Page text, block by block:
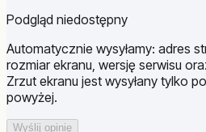
Podgląd niedostępny
Automatycznie wysyłamy: adres
rozmiar ekranu, wersję serwisu
Zrzut ekranu jest wysyłany tylko
powyżej.
Wyślij opinię